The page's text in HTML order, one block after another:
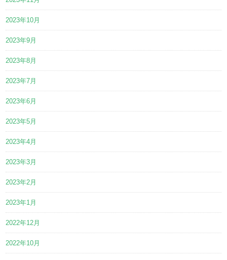
2023年10月
2023年9月
2023年8月
2023年7月
2023年6月
2023年5月
2023年4月
2023年3月
2023年2月
2023年1月
2022年12月
2022年10月